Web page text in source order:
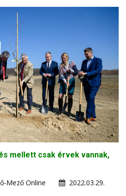
mellett csak érvek vannak,
Mező Online
2022.03.29.